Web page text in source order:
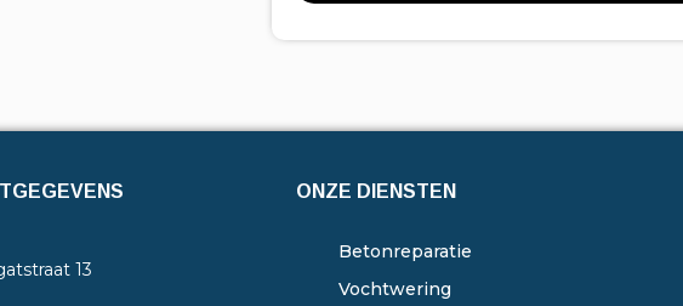
13
ONZE DIENSTEN
Betonreparatie
Vochtwering